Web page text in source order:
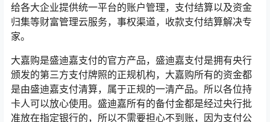
给各大企业提供统一平台的账户管理，支付结算以及资金
归集等财富管理云服务，事权渠道，收款支付结算解决专
家。
大嘉购是盛迪嘉支付的官方产品，盛迪嘉支付是拥有央行
颁发的第三方支付牌照的正规机构，大嘉购所有的资金都
是由盛迪嘉支付清算，属于正规的一清产品。所以各位持
卡人可以放心使用。盛迪嘉所有的备付金都是经过央行批
准放在指定银行的，所以不需要担心不到账，因为支付公